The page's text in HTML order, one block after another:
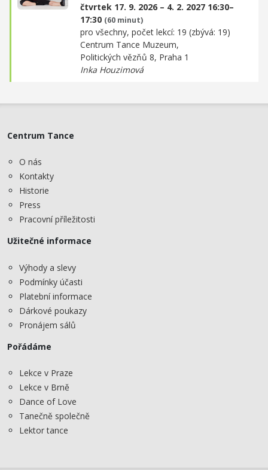
čtvrtek 17. 9. 2026 – 4. 2. 2027 16:30–
17:30 (60 minut)
pro všechny, počet lekcí: 19 (zbývá: 19)
Centrum Tance Muzeum,
Politických vězňů 8, Praha 1
Inka Houzimová
Centrum Tance
O nás
Kontakty
Historie
Press
Pracovní příležitosti
Užitečné informace
Výhody a slevy
Podmínky účasti
Platební informace
Dárkové poukazy
Pronájem sálů
Pořádáme
Lekce v Praze
Lekce v Brně
Dance of Love
Tanečně společně
Lektor tance